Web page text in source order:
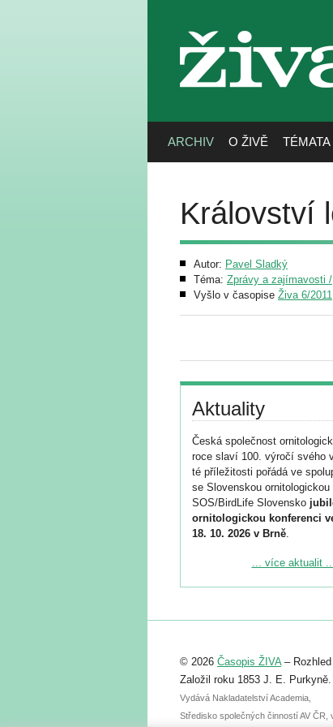
živa
ARCHIV O ŽIVĚ TÉMATA
Království
Autor: Pavel Sladký
Téma: Zprávy a zajímavosti /
Vyšlo v časopise Živa 6/2011
Aktuality
Česká společnost
roce slaví 100. výročí svého
té příležitosti pořádá ve
se Slovenskou
SOS/BirdLife Slovensko
ornitologickou konferenci
18. 10. 2026 v Brně.
Podrobnější informace ke
Registrovat se můžete do 6.
abstraktu přihlášené
posteru je už 30. června.
... více aktualit
© 2026 Časopis ŽIVA– Rozhled
Založil roku 1853 J. E. Purkyně.
Vydává Nakladatelství Academia,
Středisko společných činností AV ČR,